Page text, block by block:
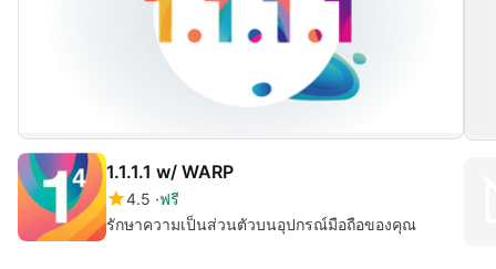
1.1.1.1 w/ WARP
4.5 ฟรี
รักษาความเป็นส่วนตัวบนอุปกรณ์มือถือของคุณ